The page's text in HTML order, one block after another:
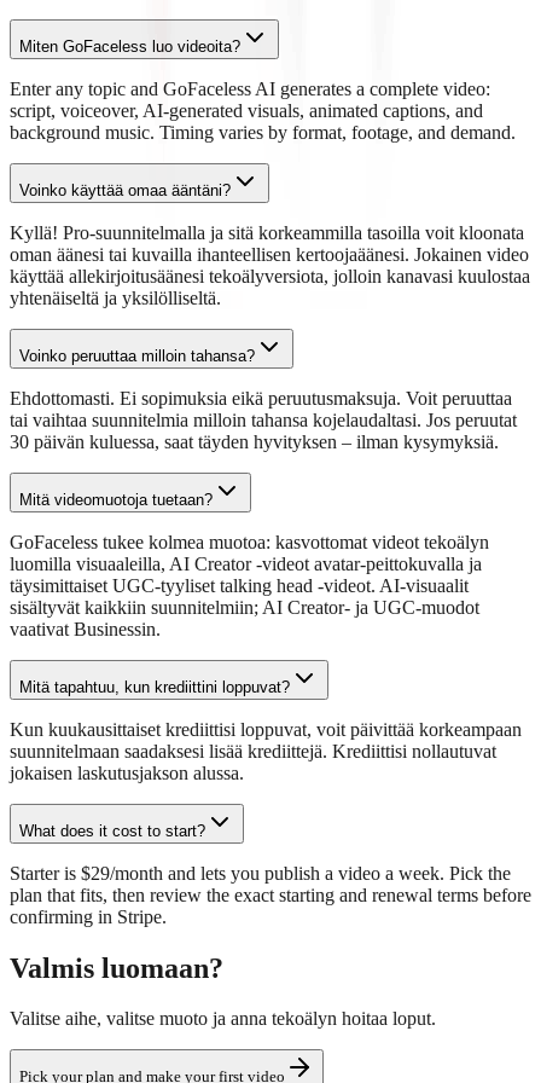
Miten GoFaceless luo videoita?
Enter any topic and GoFaceless AI generates a complete video:
script, voiceover, AI-generated visuals, animated captions, and
background music. Timing varies by format, footage, and demand.
Voinko käyttää omaa ääntäni?
Kyllä! Pro-suunnitelmalla ja sitä korkeammilla tasoilla voit kloonata
oman äänesi tai kuvailla ihanteellisen kertoojaäänesi. Jokainen video
käyttää allekirjoitusäänesi tekoälyversiota, jolloin kanavasi kuulostaa
yhtenäiseltä ja yksilölliseltä.
Voinko peruuttaa milloin tahansa?
Ehdottomasti. Ei sopimuksia eikä peruutusmaksuja. Voit peruuttaa
tai vaihtaa suunnitelmia milloin tahansa kojelaudaltasi. Jos peruutat
30 päivän kuluessa, saat täyden hyvityksen – ilman kysymyksiä.
Mitä videomuotoja tuetaan?
GoFaceless tukee kolmea muotoa: kasvottomat videot tekoälyn
luomilla visuaaleilla, AI Creator -videot avatar-peittokuvalla ja
täysimittaiset UGC-tyyliset talking head -videot. AI-visuaalit
sisältyvät kaikkiin suunnitelmiin; AI Creator- ja UGC-muodot
vaativat Businessin.
Mitä tapahtuu, kun krediittini loppuvat?
Kun kuukausittaiset krediittisi loppuvat, voit päivittää korkeampaan
suunnitelmaan saadaksesi lisää krediittejä. Krediittisi nollautuvat
jokaisen laskutusjakson alussa.
What does it cost to start?
Starter is $29/month and lets you publish a video a week. Pick the
plan that fits, then review the exact starting and renewal terms before
confirming in Stripe.
Valmis luomaan?
Valitse aihe, valitse muoto ja anna tekoälyn hoitaa loput.
Pick your plan and make your first video